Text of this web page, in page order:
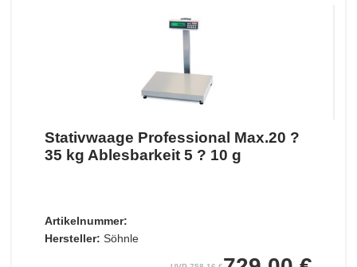
Stativwaage Professional Max.20 ?
35 kg Ablesbarkeit 5 ? 10 g
Artikelnummer:
Hersteller: Söhnle